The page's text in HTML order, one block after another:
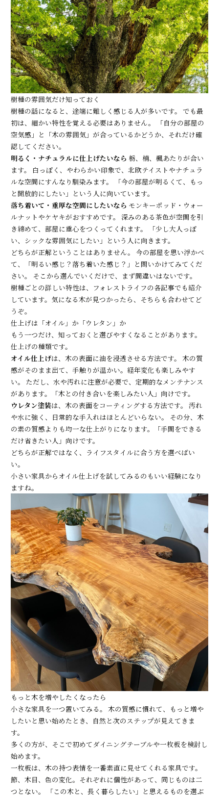
樹種の雰囲気だけ知っておく
樹種の話になると、途端に難しく感じる人が多いです。 でも最
初は、細かい特性を覚える必要はありません。 「自分の部屋の
空気感」と「木の雰囲気」が合っているかどうか、それだけ確
認してください。
明るく・ナチュラルに仕上げたいなら 栃、楠、楓あたりが合い
ます。 白っぽく、やわらかい印象で、北欧テイストやナチュラ
ルな空間にすんなり馴染みます。 「今の部屋が明るくて、もっ
と開放的にしたい」という人に向いています。
落ち着いて・重厚な空間にしたいなら モンキーポッド・ウォー
ルナットやケヤキがおすすめです。 深みのある茶色が空間を引
き締めて、部屋に重心をつくってくれます。 「少し大人っぽ
い、シックな雰囲気にしたい」という人に向きます。
どちらが正解ということはありません。 今の部屋を思い浮かべ
て、「明るい感じ？落ち着いた感じ？」と問いかけてみてくだ
さい。 そこから選んでいくだけで、まず間違いはないです。
樹種ごとの詳しい特性は、フォレストライフの各記事でも紹介
しています。気になる木が見つかったら、そちらも合わせてど
うぞ。
仕上げは「オイル」か「ウレタン」か
もう一つだけ、知っておくと選びやすくなることがあります。
仕上げの種類です。
オイル仕上げは、木の表面に油を浸透させる方法です。 木の質
感がそのまま出て、手触りが温かい。経年変化も楽しみやす
い。 ただし、水や汚れに注意が必要で、定期的なメンテナンス
があります。「木との付き合いを楽しみたい人」向けです。
ウレタン塗装は、木の表面をコーティングする方法です。 汚れ
や水に強く、日常的な手入れはほとんどいらない。 その分、木
の素の質感よりも均一な仕上がりになります。「手間をできる
だけ省きたい人」向けです。
どちらが正解ではなく、ライフスタイルに合う方を選べばい
い。
小さい家具からオイル仕上げを試してみるのもいい経験になり
ますね。
もっと木を増やしたくなったら
小さな家具を一つ置いてみる。 木の質感に慣れて、もっと増や
したいと思い始めたとき、自然と次のステップが見えてきま
す。
多くの方が、そこで初めてダイニングテーブルや一枚板を検討し
始めます。
一枚板は、木の持つ表情を一番素直に見せてくれる家具です。
節、木目、色の変化。それぞれに個性があって、同じものは二
つとない。 「この木と、長く暮らしたい」と思えるものを選ぶ